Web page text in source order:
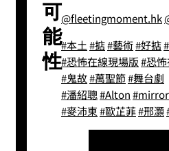
可
能
性
@fleetingmoment.hk
#本土#掂#藝術#好掂
#恐怖在線現場版#恐
#鬼故#萬聖節#舞台劇
#潘紹聰#Alton#mirror
#麥沛東#歐芷菲#邢灝